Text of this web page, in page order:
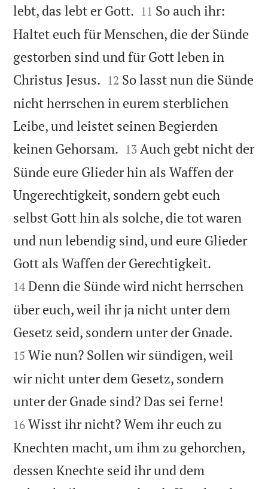
lebt, das lebt er Gott. 

11 So auch ihr:
Haltet euch für Menschen, die der Sünde
gestorben sind und für Gott leben in
Christus Jesus. 

12 So lasst nun die Sünde
nicht herrschen in eurem sterblichen
Leibe, und leistet seinen Begierden
keinen Gehorsam. 

13 Auch gebt nicht der
Sünde eure Glieder hin als Waffen der
Ungerechtigkeit, sondern gebt euch
selbst Gott hin als solche, die tot waren
und nun lebendig sind, und eure Glieder
Gott als Waffen der Gerechtigkeit.
14 Denn die Sünde wird nicht herrschen
über euch, weil ihr ja nicht unter dem
Gesetz seid, sondern unter der Gnade.
15 Wie nun? Sollen wir sündigen, weil
wir nicht unter dem Gesetz, sondern
unter der Gnade sind? Das sei ferne!
16 Wisst ihr nicht? Wem ihr euch zu
Knechten macht, um ihm zu gehorchen,
dessen Knechte seid ihr und dem